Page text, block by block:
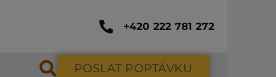
+420 222 781 272
POSLAT POPTÁVKU